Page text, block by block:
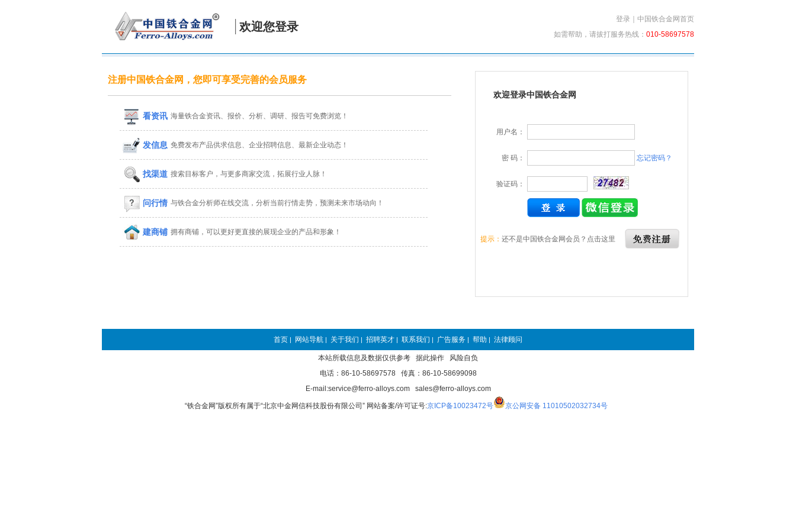
欢迎您登录
登录
中国铁合金网首页
如需帮助，请拔打服务热线： 010-58697578
注册中国铁合金网，您即可享受完善的会员服务
看资讯 海量铁合金资讯、报价、分析、调研、报告可免费浏览！
发信息 免费发布产品供求信息、企业招聘信息、最新企业动态！
找渠道 搜索目标客户，与更多商家交流，拓展行业人脉！
问行情 与铁合金分析师在线交流，分析当前行情走势，预测未来市场动向！
建商铺 拥有商铺，可以更好更直接的展现企业的产品和形象！
欢迎登录中国铁合金网
用户名：
密 码： 忘记密码？
验证码：
提示： 还不是中国铁合金网会员？点击这里
首页 | 网站导航 | 关于我们 | 招聘英才 | 联系我们 | 广告服务 | 帮助 | 法律顾问
本站所载信息及数据仅供参考 据此操作 风险自负
电话：86-10-58697578 传真：86-10-58699098
E-mail:service@ferro-alloys.com sales@ferro-alloys.com
“铁合金网”版权所有属于“北京中金网信科技股份有限公司” 网站备案/许可证号:京ICP备10023472号 京公网安备 11010502032734号